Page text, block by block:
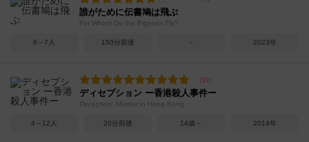
誰がために伝書鳩は飛ぶ
For Whom Do the Pigeons Fly?
6～7人 150分前後 － 2023年
ディセプション ー香港殺人事件ー
Deception: Murder in Hong Kong
4～12人 20分前後 14歳～ 2014年